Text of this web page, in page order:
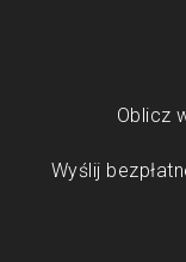
Oblicz
Wyślij